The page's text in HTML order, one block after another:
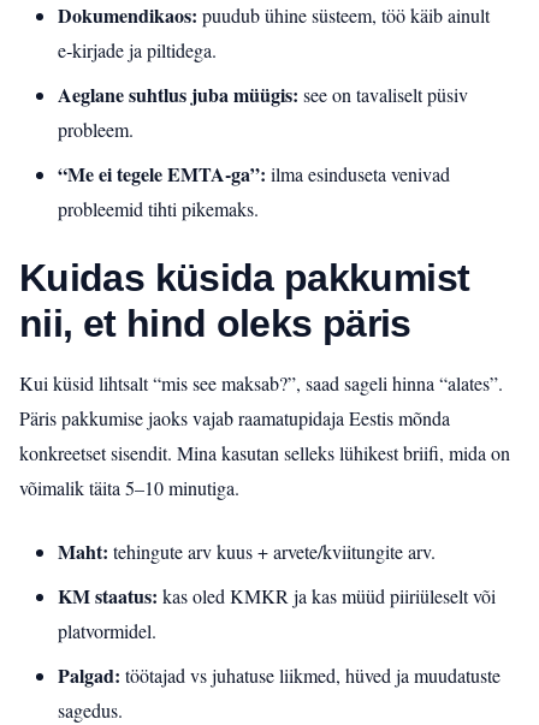
Dokumendikaos: puudub ühine süsteem, töö käib ainult
e‑kirjade ja piltidega.
Aeglane suhtlus juba müügis: see on tavaliselt püsiv
probleem.
“Me ei tegele EMTA-ga”: ilma esinduseta venivad
probleemid tihti pikemaks.
Kuidas küsida pakkumist
nii, et hind oleks päris
Kui küsid lihtsalt “mis see maksab?”, saad sageli hinna “alates”.
Päris pakkumise jaoks vajab raamatupidaja Eestis mõnda
konkreetset sisendit. Mina kasutan selleks lühikest briifi, mida on
võimalik täita 5–10 minutiga.
Maht: tehingute arv kuus + arvete/kviitungite arv.
KM staatus: kas oled KMKR ja kas müüd piiriüleselt või
platvormidel.
Palgad: töötajad vs juhatuse liikmed, hüved ja muudatuste
sagedus.